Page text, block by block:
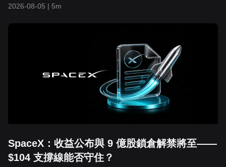
2026-08-05 | 5m
SpaceX：收益公布與 9 億股鎖倉解禁將至——
$104 支撐線能否守住？